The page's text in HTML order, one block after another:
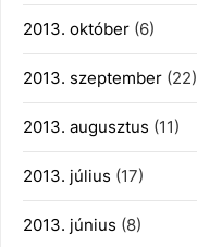
2013. október (6)
2013. szeptember (22)
2013. augusztus (11)
2013. július (17)
2013. június (8)